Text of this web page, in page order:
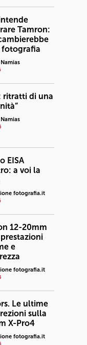
Tamron:
fotografia
ritratti di una
EISA
a voi la
fotografia.it
12-20mm
e
fotografia.it
Le ultime
sulla
X-Pro4
fotografia.it